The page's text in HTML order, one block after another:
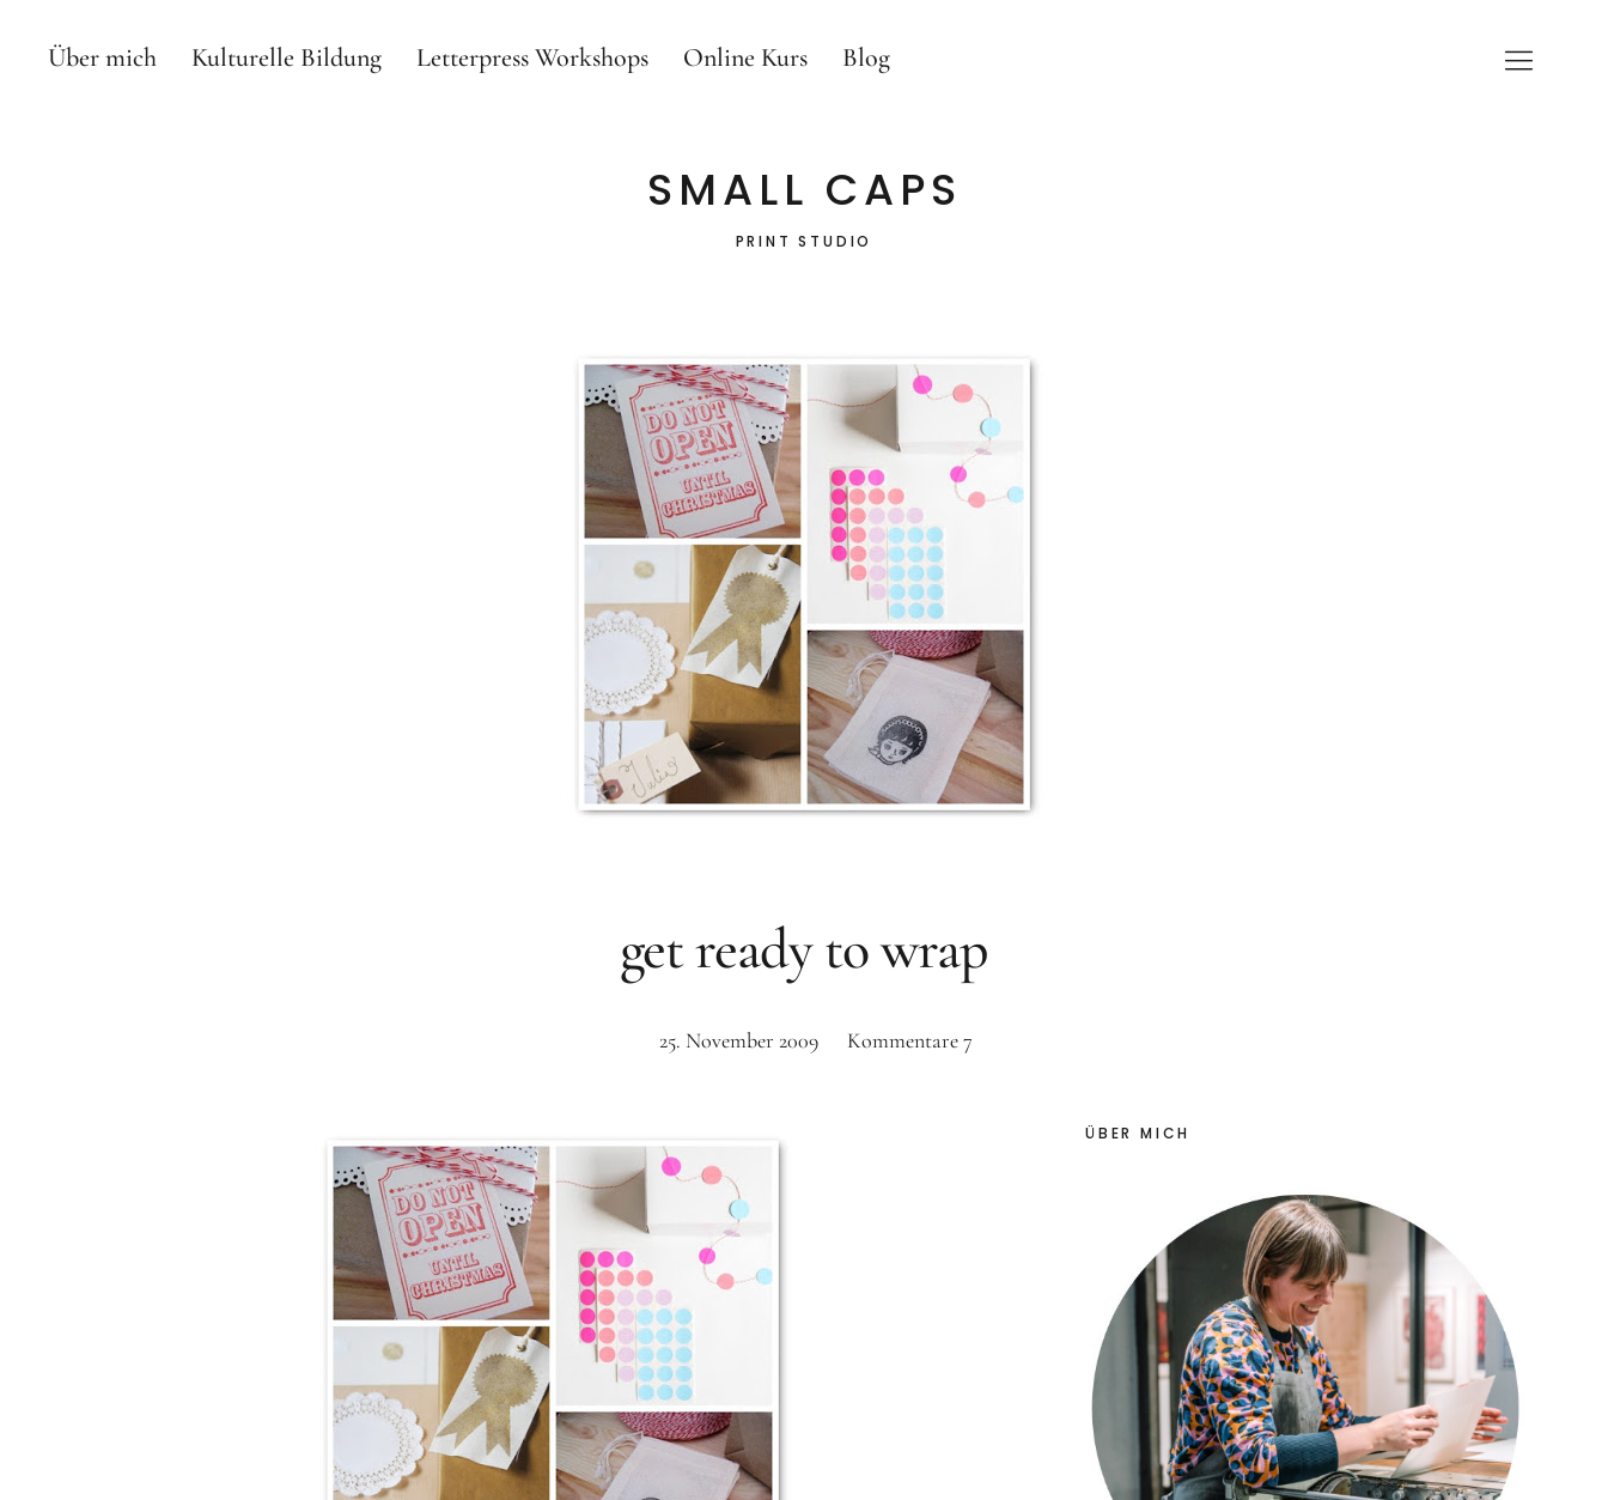
Über mich Kulturelle Bildung Letterpress Workshops Online Kurs Blog
SMALL CAPS
PRINT STUDIO
get ready to wrap
25. November 2009 Kommentare7
ÜBER MICH